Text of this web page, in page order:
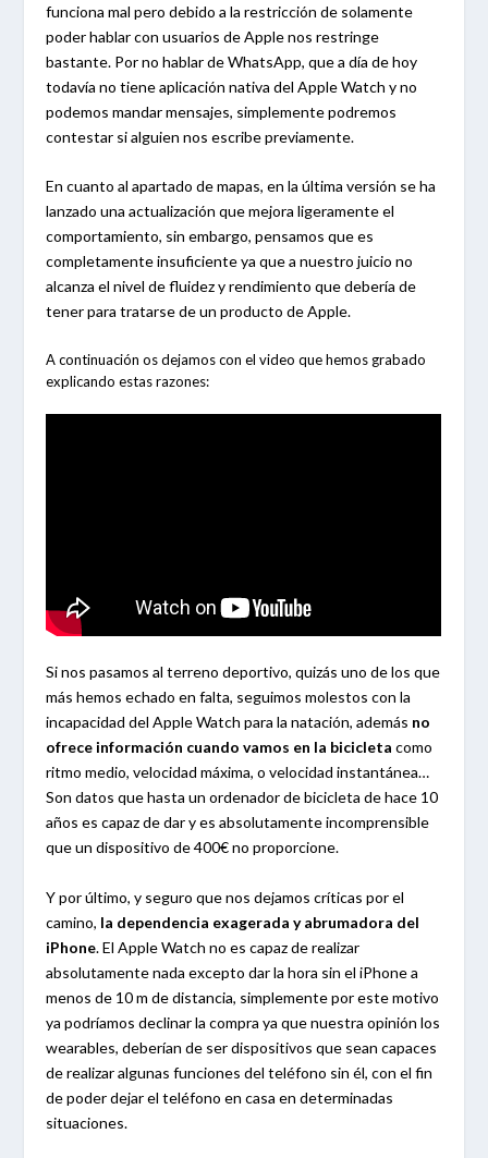
funciona mal pero debido a la restricción de solamente
poder hablar con usuarios de Apple nos restringe
bastante. Por no hablar de WhatsApp, que a día de hoy
todavía no tiene aplicación nativa del Apple Watch y no
podemos mandar mensajes, simplemente podremos
contestar si alguien nos escribe previamente.
En cuanto al apartado de mapas, en la última versión se ha
lanzado una actualización que mejora ligeramente el
comportamiento, sin embargo, pensamos que es
completamente insuficiente ya que a nuestro juicio no
alcanza el nivel de fluidez y rendimiento que debería de
tener para tratarse de un producto de Apple.
A continuación os dejamos con el video que hemos grabado
explicando estas razones:
Si nos pasamos al terreno deportivo, quizás uno de los que
más hemos echado en falta, seguimos molestos con la
incapacidad del Apple Watch para la natación, además no
ofrece información cuando vamos en la bicicleta como
ritmo medio, velocidad máxima, o velocidad instantánea…
Son datos que hasta un ordenador de bicicleta de hace 10
años es capaz de dar y es absolutamente incomprensible
que un dispositivo de 400€ no proporcione.
Y por último, y seguro que nos dejamos críticas por el
camino, la dependencia exagerada y abrumadora del
iPhone. El Apple Watch no es capaz de realizar
absolutamente nada excepto dar la hora sin el iPhone a
menos de 10 m de distancia, simplemente por este motivo
ya podríamos declinar la compra ya que nuestra opinión los
wearables, deberían de ser dispositivos que sean capaces
de realizar algunas funciones del teléfono sin él, con el fin
de poder dejar el teléfono en casa en determinadas
situaciones.